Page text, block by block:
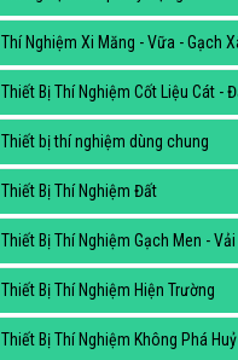
Thí Nghiệm Xi Măng - Vữa - Gạch
Thiết Bị Thí Nghiệm Cốt Liệu Cát -
Thiết bị thí nghiệm dùng chung
Thiết Bị Thí Nghiệm Đất
Thiết Bị Thí Nghiệm Gạch Men -
Thiết Bị Thí Nghiệm Hiện Trường
Thiết Bị Thí Nghiệm Không Phá Huỷ